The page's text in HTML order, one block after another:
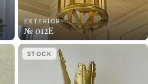
EXTERIOR
№ 012E
STOCK